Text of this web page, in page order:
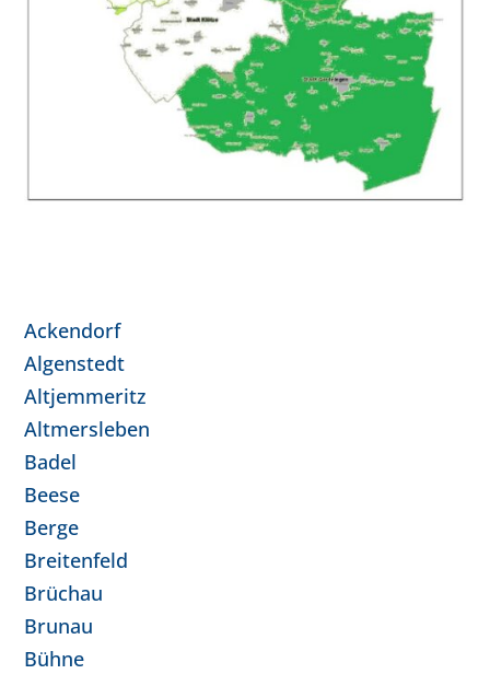
Ackendorf
Algenstedt
Altjemmeritz
Altmersleben
Badel
Beese
Berge
Breitenfeld
Brüchau
Brunau
Bühne